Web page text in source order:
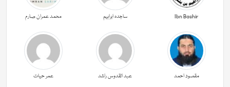
Ibn Bashir ساجدہ ابراہیم محمد عمران صارم
مقصود احمد عبد القدوس راشد عمر حیات